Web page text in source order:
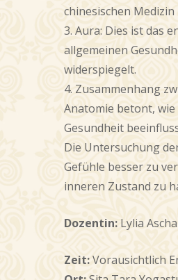
chinesischen
3. Aura: Dies ist das
allgemeinen
widerspiegelt.
4. Zusammenhang
Anatomie betont,
Gesundheit
Die Untersuchung
Gefühle besser zu
inneren Zustand zu
Dozentin: Lylia
Zeit:Vorausichtlich